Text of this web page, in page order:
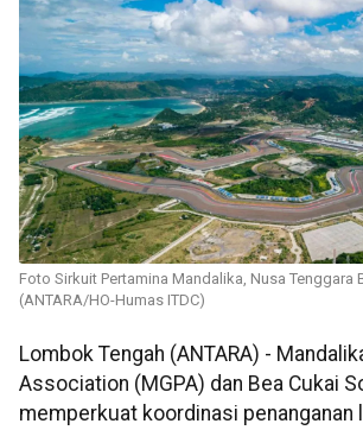
Foto Sirkuit Pertamina Mandalika, Nusa Tenggara
(ANTARA/HO-Humas ITDC)
Lombok Tengah (ANTARA) -
Association (MGPA) dan Bea Cukai
memperkuat koordinasi penanganan